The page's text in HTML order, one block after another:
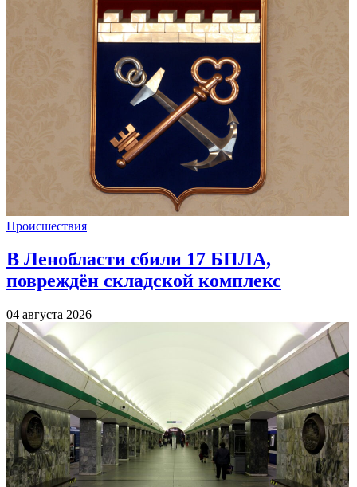
Происшествия
В Ленобласти сбили 17 БПЛА,
повреждён складской комплекс
04 августа 2026